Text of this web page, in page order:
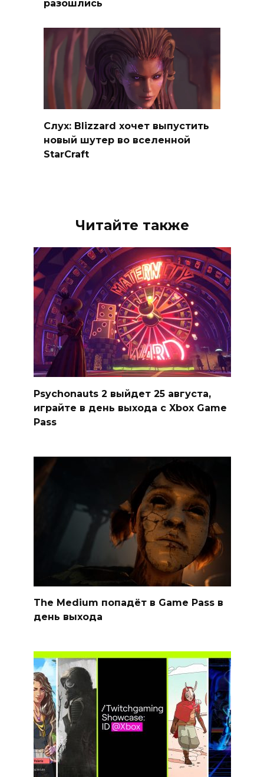
разошлись
Слух: Blizzard хочет выпустить
новый шутер во вселенной
StarCraft
Читайте также
Psychonauts 2 выйдет 25 августа,
играйте в день выхода с Xbox Game
Pass
The Medium попадёт в Game Pass в
день выхода